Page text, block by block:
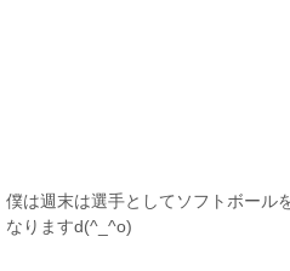
僕は週末は選手としてソフトボール
なりますd(^_^o)